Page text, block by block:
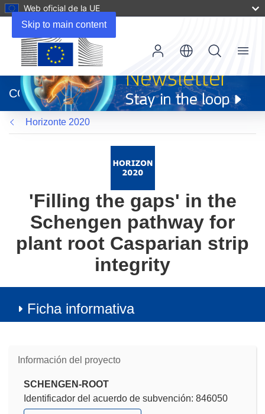
Skip to main content
Web oficial de la UE
abrirá
en
una
nueva
ventana)
CORDIS
Menu
Horizonte 2020
'Filling the gaps' in the
Schengen pathway for
plant root Casparian strip
integrity
Ficha informativa
Información del proyecto
SCHENGEN-ROOT
Identificador del acuerdo de subvención: 846050